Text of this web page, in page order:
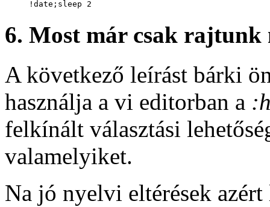
6. Most már csak rajtunk
A következő leírást bárki
használja a vi editorban a
felkínált választási
valamelyiket.
Na jó nyelvi eltérések